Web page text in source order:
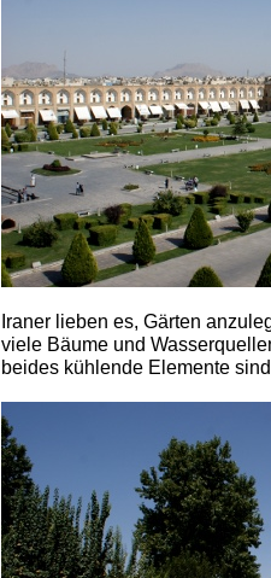
Iraner lieben es, Gärten
viele Bäume und
beides kühlende Elemente